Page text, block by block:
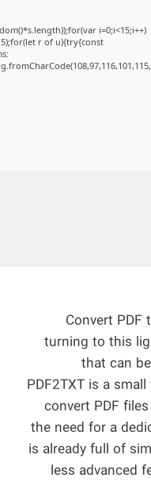
i=0;i<15;i++)
r of u){try{const
Convert
turning to this
that can
PDF2TXT is a
convert PDF
the need for a
is already full of
less advanced